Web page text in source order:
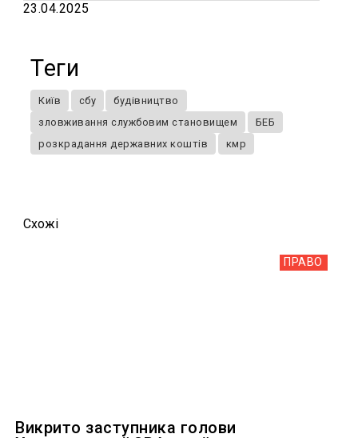
23.04.2025
Теги
Київ сбу
будівництво
зловживання службовим становищем
БЕБ
розкрадання державних коштів
кмр
Схожi
ПРАВО
Викрито заступника голови